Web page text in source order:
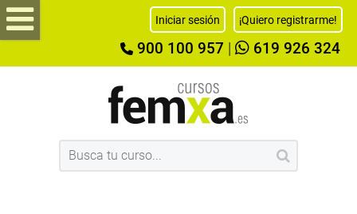
Iniciar sesión ¡Quiero registrarme!
900 100 957 619 926 324